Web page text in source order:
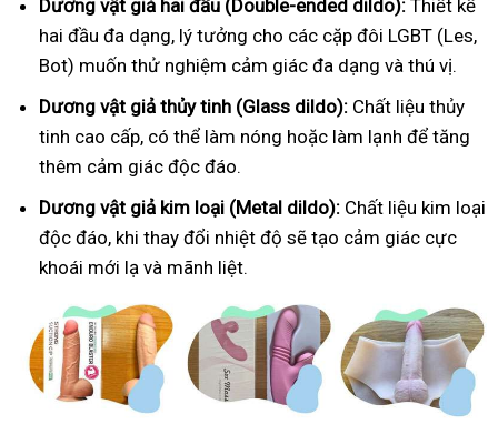
Dương vật giả hai đầu (Double-ended dildo): Thiết kế
hai đầu đa dạng, lý tưởng cho các cặp đôi LGBT (Les,
Bot) muốn thử nghiệm cảm giác đa dạng và thú vị.
Dương vật giả thủy tinh (Glass dildo): Chất liệu thủy
tinh cao cấp, có thể làm nóng hoặc làm lạnh để tăng
thêm cảm giác độc đáo.
Dương vật giả kim loại (Metal dildo): Chất liệu kim loại
độc đáo, khi thay đổi nhiệt độ sẽ tạo cảm giác cực
khoái mới lạ và mãnh liệt.